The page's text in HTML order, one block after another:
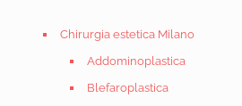
Chirurgia estetica Milano
Addominoplastica
Blefaroplastica